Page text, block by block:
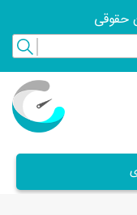
حقوقی